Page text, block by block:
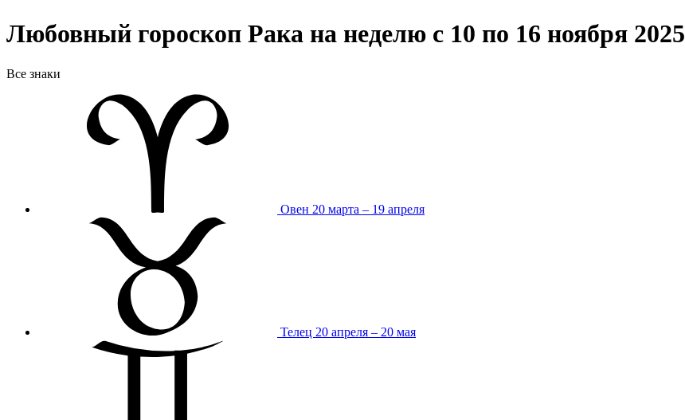
Любовный гороскоп Рака на неделю с 10 по 16 ноября 2025
Все знаки
Овен 20 марта – 19 апреля
Телец 20 апреля – 20 мая